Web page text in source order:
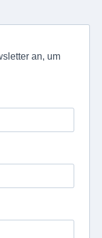
an, um